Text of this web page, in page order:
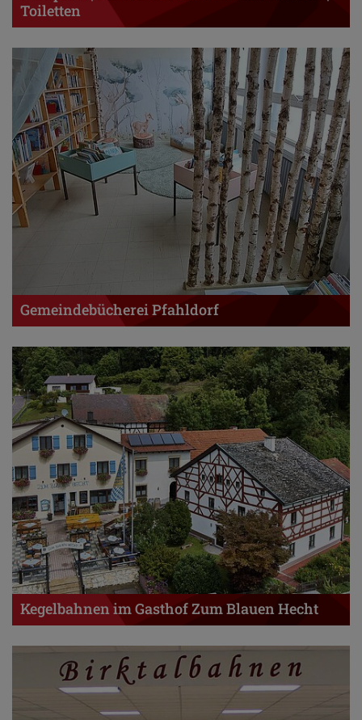
Toiletten
Gemeindebücherei Pfahldorf
Kegelbahnen im Gasthof Zum Blauen Hecht